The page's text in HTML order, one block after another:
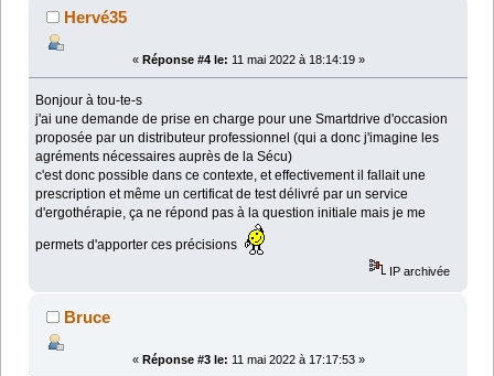
Hervé35
« Réponse #4 le: 11 mai 2022 à 18:14:19 »
Bonjour à tou-te-s
j'ai une demande de prise en charge pour une Smartdrive d'occasion
proposée par un distributeur professionnel (qui a donc j'imagine les
agréments nécessaires auprès de la Sécu)
c'est donc possible dans ce contexte, et effectivement il fallait une
prescription et même un certificat de test délivré par un service
d'ergothérapie, ça ne répond pas à la question initiale mais je me
permets d'apporter ces précisions
IP archivée
Bruce
« Réponse #3 le: 11 mai 2022 à 17:17:53 »